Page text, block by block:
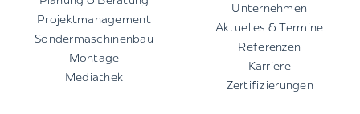
Projektmanagement
Sondermaschinenbau
Montage
Mediathek
Unternehmen
Aktuelles & Termine
Referenzen
Karriere
Zertifizierungen